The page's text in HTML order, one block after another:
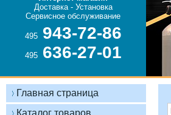
Доставка - Установка
495
495